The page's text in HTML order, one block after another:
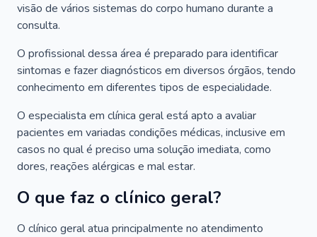
visão de vários sistemas do corpo humano durante a
consulta.
O profissional dessa área é preparado para identificar
sintomas e fazer diagnósticos em diversos órgãos, tendo
conhecimento em diferentes tipos de especialidade.
O especialista em clínica geral está apto a avaliar
pacientes em variadas condições médicas, inclusive em
casos no qual é preciso uma solução imediata, como
dores, reações alérgicas e mal estar.
O que faz o clínico geral?
O clínico geral atua principalmente no atendimento